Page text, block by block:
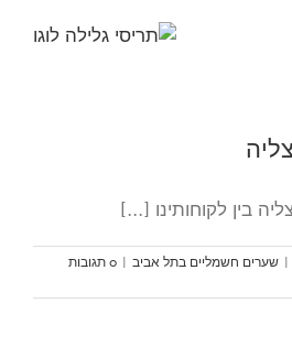
בין לקוחותינו [...]
| שערים חשמליים בתל אביב | 0 תגובות